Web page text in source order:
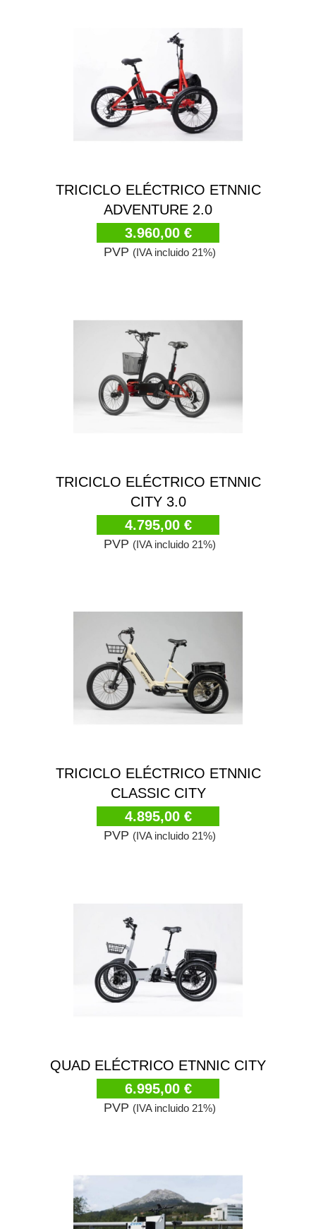
TRICICLO ELÉCTRICO ETNNIC
ADVENTURE 2.0
3.960,00 €
PVP (IVA incluido 21%)
TRICICLO ELÉCTRICO ETNNIC
CITY 3.0
4.795,00 €
PVP (IVA incluido 21%)
TRICICLO ELÉCTRICO ETNNIC
CLASSIC CITY
4.895,00 €
PVP (IVA incluido 21%)
QUAD ELÉCTRICO ETNNIC CITY
6.995,00 €
PVP (IVA incluido 21%)